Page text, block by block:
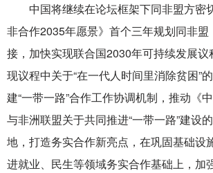
中国将继续在论坛框架下同非盟方密
非合作2035年愿景》首个三年规划同非
接，加快实现联合国2030年可持续发展
现议程中关于“在一代人时间里消除贫困”
建“一带一路”合作工作协调机制，推动《
与非洲联盟关于共同推进“一带一路”建设
地，打造务实合作新亮点，在巩固基础设
进就业、民生等领域务实合作基础上，加